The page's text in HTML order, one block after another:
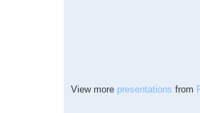
View more presentations from